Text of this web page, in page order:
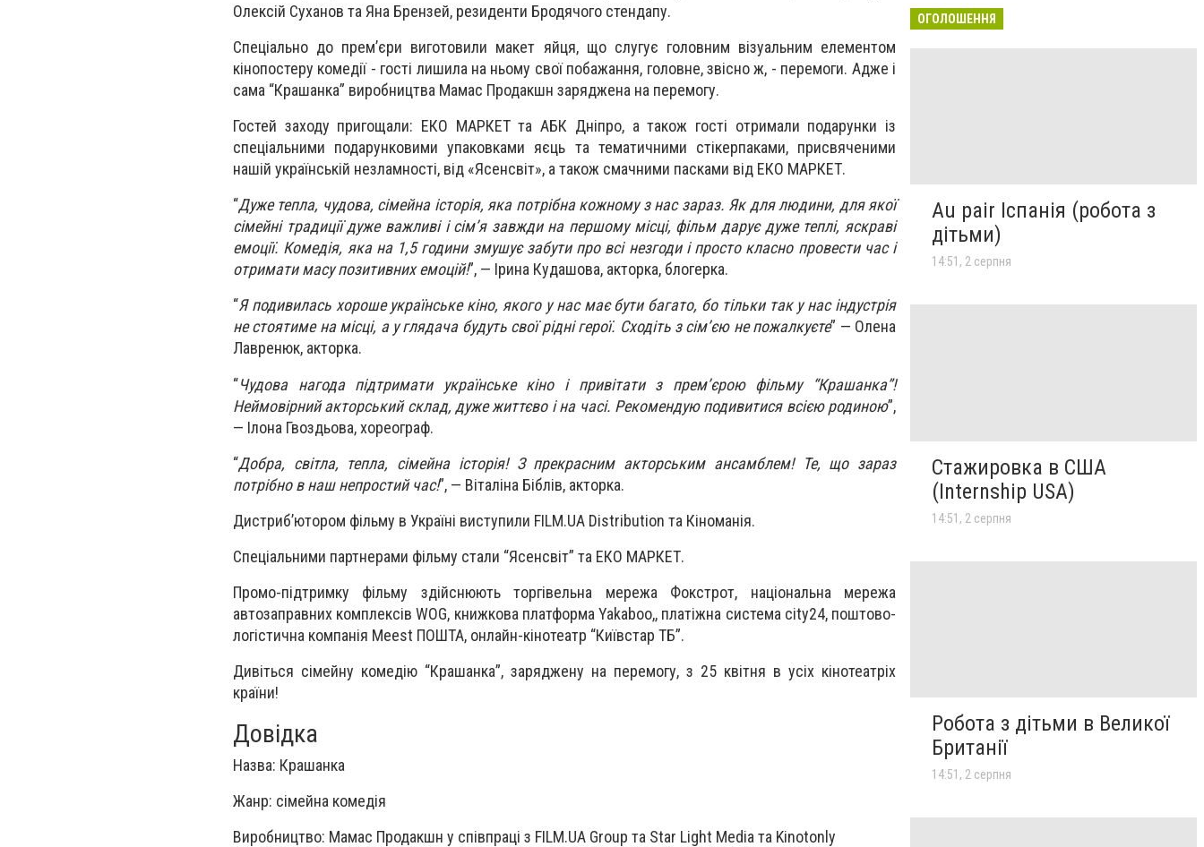
Олексій Суханов та Яна Брензей, резиденти Бродячого стендапу.
Спеціально до премʼєри виготовили макет яйця, що слугує головним візуальним елементом
кінопостеру комедії - гості лишила на ньому свої побажання, головне, звісно ж, - перемоги. Адже і
сама “Крашанка” виробництва Мамас Продакшн заряджена на перемогу.
Гостей заходу пригощали: ЕКО МАРКЕТ та АБК Дніпро, а також гості отримали подарунки із
спеціальними подарунковими упаковками яєць та тематичними стікерпаками, присвяченими
нашій українській незламності, від «Ясенсвіт», а також смачними пасками від ЕКО МАРКЕТ.
“Дуже тепла, чудова, сімейна історія, яка потрібна кожному з нас зараз. Як для людини, для якої
сімейні традиції дуже важливі і сімʼя завжди на першому місці, фільм дарує дуже теплі, яскраві
емоції. Комедія, яка на 1,5 години змушує забути про всі незгоди і просто класно провести час і
отримати масу позитивних емоцій!”, — Ірина Кудашова, акторка, блогерка.
“Я подивилась хороше українське кіно, якого у нас має бути багато, бо тільки так у нас індустрія
не стоятиме на місці, а у глядача будуть свої рідні герої. Сходіть з сімʼєю не пожалкуєте” — Олена
Лавренюк, акторка.
“Чудова нагода підтримати українське кіно і привітати з премʼєрою фільму “Крашанка”!
Неймовірний акторський склад, дуже життєво і на часі. Рекомендую подивитися всією родиною”,
— Ілона Гвоздьова, хореограф.
“Добра, світла, тепла, сімейна історія! З прекрасним акторським ансамблем! Те, що зараз
потрібно в наш непростий час!”, — Віталіна Біблів, акторка.
Дистриб’ютором фільму в Україні виступили FILM.UA Distribution та Кіноманія.
Спеціальними партнерами фільму стали “Ясенсвіт” та ЕКО МАРКЕТ.
Промо-підтримку фільму здійснюють торгівельна мережа Фокстрот, національна мережа
автозаправних комплексів WOG, книжкова платформа Yakaboo,, платіжна система city24, поштово-
логістична компанія Meest ПОШТА, онлайн-кінотеатр “Київстар ТБ”.
Дивіться cімейну комедію “Крашанка”, заряджену на перемогу, з 25 квітня в усіх кінотеатріх
країни!
Довідка
Назва: Крашанка
Жанр: сімейна комедія
Виробництво: Мамас Продакшн у співпраці з FILM.UA Group та Star Light Media та Kinotonly
ОГОЛОШЕННЯ
Au pair Іспанія (робота з
дітьми)
14:51, 2 серпня
Стажировка в США
(Internship USA)
14:51, 2 серпня
Робота з дітьми в Великої
Британії
14:51, 2 серпня